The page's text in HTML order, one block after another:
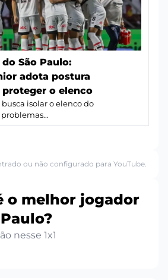
São Paulo:
adota postura
proteger o elenco
isolar o elenco do
ou não configurado para YouTube.
o melhor jogador
nesse 1x1